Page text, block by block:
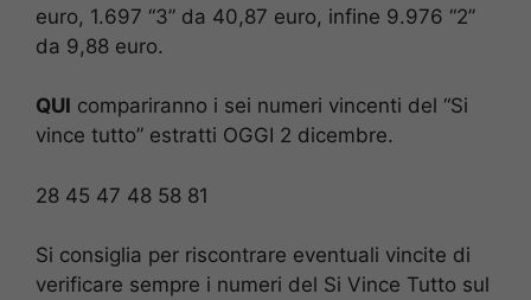
euro, 1.697 “3” da 40,87 euro, infine 9.976 “2”
da 9,88 euro.
QUI compariranno i sei numeri vincenti del “Si
vince tutto” estratti OGGI 2 dicembre.
28 45 47 48 58 81
Si consiglia per riscontrare eventuali vincite di
verificare sempre i numeri del Si Vince Tutto sul